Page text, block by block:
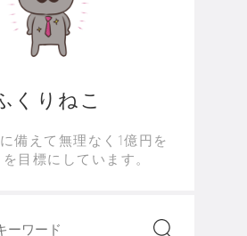
くりねこ
備えて無理なく1億円を
目標にしています。